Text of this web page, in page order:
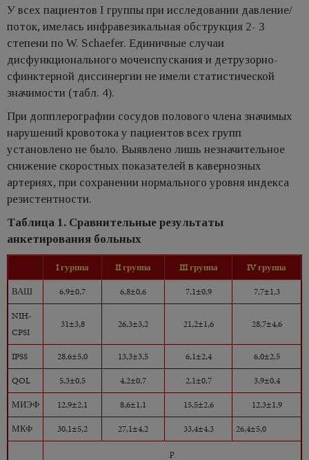
У всех пациентов I группы при исследовании давление/
поток, имелась инфравезикальная обструкция 2- 3
степени по W. Schаefer. Единичные случаи
дисфункционального мочеиспускания и детрузорно-
сфинктерной диссинергии не имели статистической
значимости (табл. 4).
При допплерографии сосудов полового члена значимых
нарушений кровотока у пациентов всех групп
установлено не было. Выявлено лишь незначительное
снижение скоростных показателей в кавернозных
артериях, при сохранении нормального уровня индекса
резистентности.
Таблица 1. Сравнительные результаты
анкетирования больных
I гурппа II группа III группа
IV группа
ВАШ
6,9±0,7 6,8±0,6 7,1±0,9
7,7±1,3
NIH-
CPSI
31±3,8 26,3±3,2 21,2±1,6 28,7±4,6
IPSS 28,6±5,0 13,3±3,5 6,1±2,4
6,0±2,5
QOL
5,3±0,5 4,2±0,7 2,1±0,7
3,9±0,4
МИЭФ
12,9±2,1 8,6±1,1 15,5±2,6
12,3±1,9
МКФ
30,1±5,2 27,1±4,2 33,4±4,3
26,4±5,0
p